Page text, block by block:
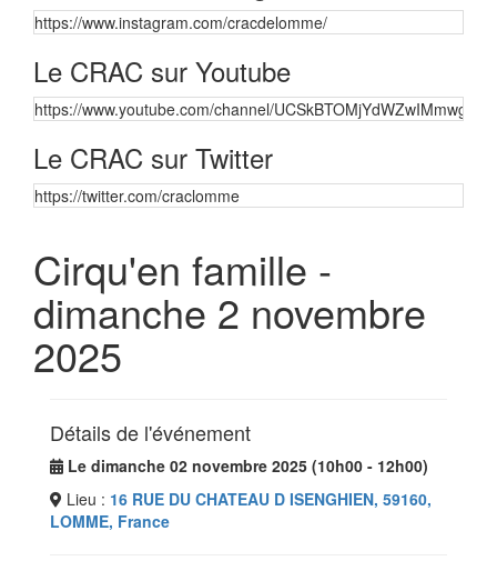
https://www.instagram.com/cracdelomme/
Le CRAC sur Youtube
https://www.youtube.com/channel/
Le CRAC sur Twitter
https://twitter.com/craclomme
Cirqu'en famille -
dimanche 2 novembre
2025
Détails de l'événement
Le dimanche 02 novembre 2025 (10h00 - 12h00)
Lieu : 16 RUE DU CHATEAU D ISENGHIEN, 59160,
LOMME, France